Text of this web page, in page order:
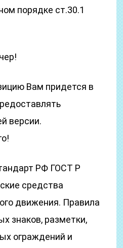
порядке ст.30.1
Вам придется в
версии.
РФ ГОСТ Р
средства
движения. Правила
знаков, разметки,
ограждений и